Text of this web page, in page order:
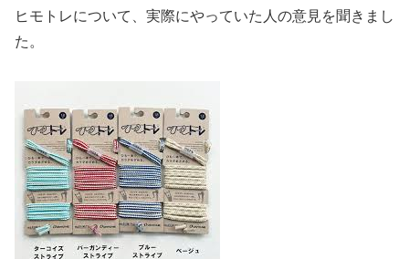
ヒモトレについて、実際にやっていた人の意見を聞きまし
た。